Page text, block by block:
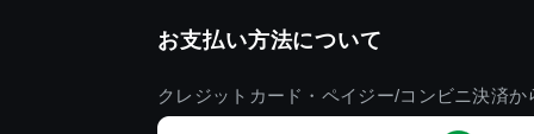
お支払い方法について
クレジットカード・ペイジー/コンビニ決済